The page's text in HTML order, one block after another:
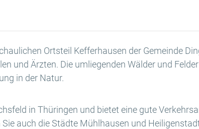
Ortsteil Kefferhausen der Gemeinde
und Ärzten. Die umliegenden Wälder und
in der Natur.
in Thüringen und bietet eine gute
auch die Städte Mühlhausen und